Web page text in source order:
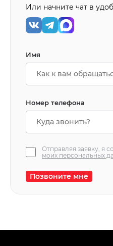
Или начните чат в
Имя
Номер телефона
Отправляя заявку, я
моих персональных
Позвоните мне